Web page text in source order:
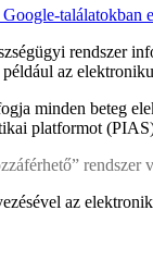
találatokban
rendszer
az
minden beteg
platformot
rendszer
az